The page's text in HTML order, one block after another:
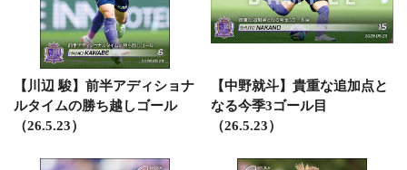
【川辺 駿】前半アディショナ
ルタイムの勝ち越しゴール
（26.5.23）
【中野就斗】貴重な追加点と
なる今季3ゴール目
（26.5.23）